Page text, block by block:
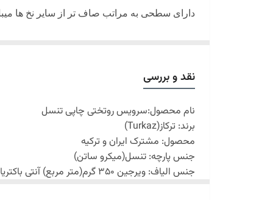
دارای سطحی به مراتب صاف تر از سایر نخ ها
بهدلیل ویژگی تکنولوژی نانو در الیاف تنسل
یک حالت بهینه را در انتقال رطوبت ایجاد می
است رطوبت محیط را به بدن انتقال می دهد.
نقد و بررسی
نام محصول:سرویس روتختی چاپی تنسل
برند: ترکاز(Turkaz
)
محصول: مشترک ایران و ترکیه
جنس پارچه: تنسل(میکرو ساتن)
جنس الیاف: ویرجین 350 گرم(متر مربع) آنتی باکتریال